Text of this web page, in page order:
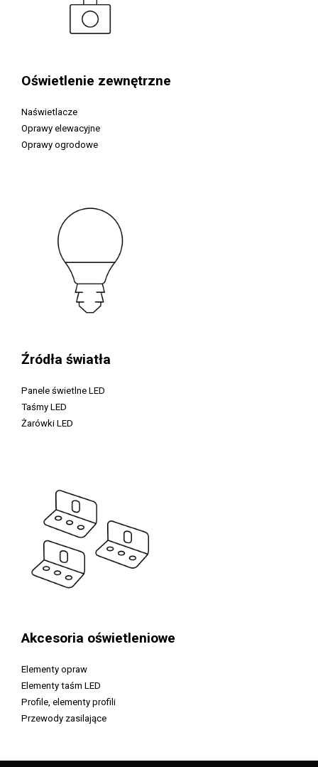
Oświetlenie zewnętrzne
Naświetlacze
Oprawy elewacyjne
Oprawy ogrodowe
Źródła światła
Panele świetlne LED
Taśmy LED
Żarówki LED
Akcesoria oświetleniowe
Elementy opraw
Elementy taśm LED
Profile, elementy profili
Przewody zasilające